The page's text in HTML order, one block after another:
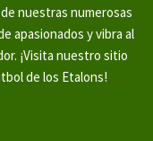
nuestras numerosas
apasionados y vibra al
¡Visita nuestro sitio
de los Etalons!